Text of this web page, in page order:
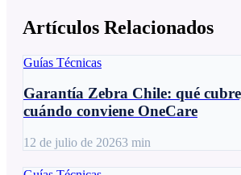
Artículos Relacionados
Guías Técnicas
Garantía Zebra Chile: qué
cuándo conviene OneCare
12 de julio de 20263 min